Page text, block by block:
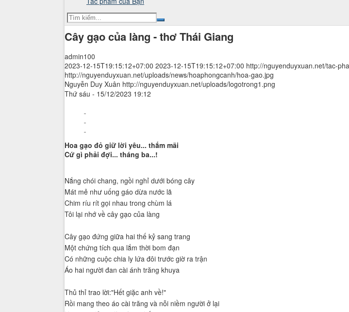
Cây gạo của làng - thơ Thái Giang
admin100
2023-12-15T19:15:12+07:00 2023-12-15T19:15:12+07:00 http://nguyenduyxuan.net/tac-
http://nguyenduyxuan.net/uploads/news/hoaphongcanh/hoa-gao.jpg
Nguyễn Duy Xuân http://nguyenduyxuan.net/uploads/logotrong1.png
Thứ sáu - 15/12/2023 19:12
Hoa gạo đỏ giữ lời yêu... thắm mãi
Cứ gì phải đợi... tháng ba...!
Nắng chói chang, ngồi nghỉ dưới bóng cây
Mát mẻ như uống gáo dừa nước lã
Chim ríu rít gọi nhau trong chùm lá
Tôi lại nhớ về cây gạo của làng
Cây gạo đứng giữa hai thế kỷ sang trang
Một chứng tích qua lắm thời bom đạn
Có những cuộc chia ly lứa đôi trước giờ ra trận
Áo hai người đan cài ánh trăng khuya
Thủ thỉ trao lời:"Hết giặc anh về!"
Rồi mang theo áo cài trăng và nỗi niềm người ở lại